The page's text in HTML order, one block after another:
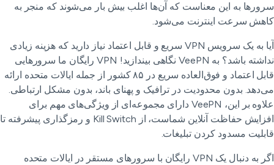
به این معناست که آن‌ها اغلب بیش بار می‌شوند که منجر به
سرعت اینترنت می‌شود.
آیا به یک سرویس VPN سریع و قابل اعتماد نیاز دارید که هزینه زیادی
نداشته باشد؟ به VeePN نگاهی بیندازید! VPN رایگان ما سرورهایی
قابل اعتماد و فوق‌العاده سریع در ۸۵ کشور از جمله ایالات متحده ارائه
بدون محدودیت در ترافیک و پهنای باند، بدون مشکل ارتباطی.
علاوه بر این، VeePN دارای مجموعه‌ای از ویژگی‌های مهم برای
افزایش حفاظت آنلاین شماست، از Kill Switch و رمزگذاری پیشرفته تا
مسدود کردن تبلیغات.
اگر به دنبال یک VPN رایگان با سرورهای مستقر در ایالات متحده